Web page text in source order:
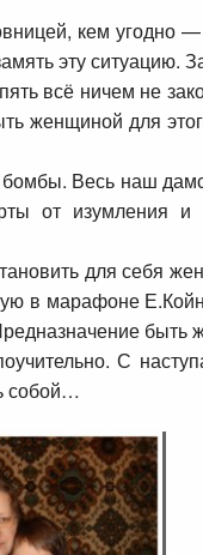
кем угодно
эту ситуацию.
всё ничем не
женщиной для
Весь наш
от изумления и
для себя
в марафоне
С
собой…